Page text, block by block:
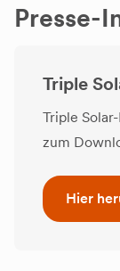
Presse-
Triple
Triple
zum
Hier